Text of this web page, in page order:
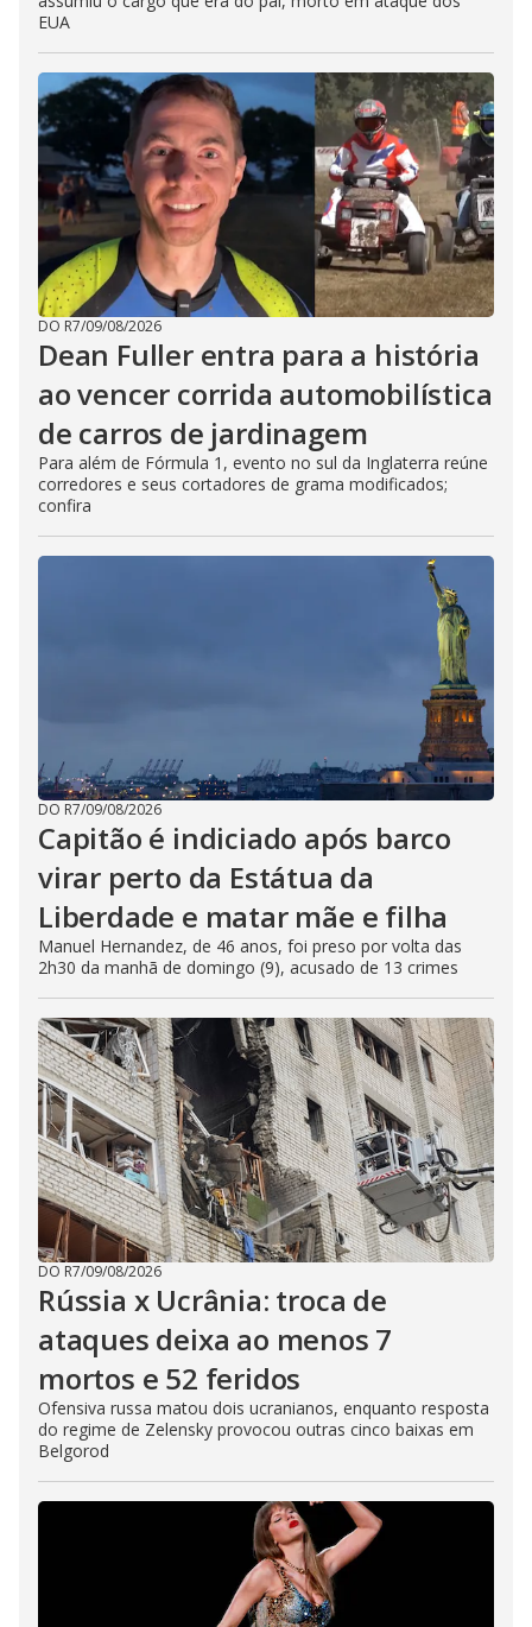
EUA
DO R7/09/08/2026
Dean Fuller entra para a história
ao vencer corrida automobilística
de carros de jardinagem
Para além de Fórmula 1, evento no sul da Inglaterra reúne
corredores e seus cortadores de grama modificados;
confira
DO R7/09/08/2026
Capitão é indiciado após barco
virar perto da Estátua da
Liberdade e matar mãe e filha
Manuel Hernandez, de 46 anos, foi preso por volta das
2h30 da manhã de domingo (9), acusado de 13 crimes
DO R7/09/08/2026
Rússia x Ucrânia: troca de
ataques deixa ao menos 7
mortos e 52 feridos
Ofensiva russa matou dois ucranianos, enquanto resposta
do regime de Zelensky provocou outras cinco baixas em
Belgorod